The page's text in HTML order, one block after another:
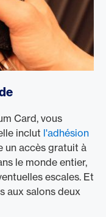
Card, vous
inclut l'adhésion
un accès gratuit à
le monde entier,
escales. Et
aux salons deux